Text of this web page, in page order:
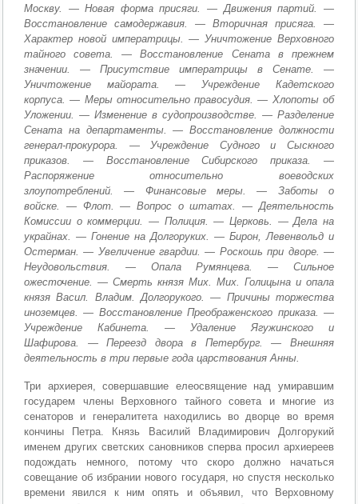
Москву. — Новая форма присяги. — Движения партий. —
Восстановление самодержавия. — Вторичная присяга. —
Характер новой императрицы. — Уничтожение Верховного
тайного совета. — Восстановление Сената в прежнем
значении. — Присутствие императрицы в Сенате. —
Уничтожение майората. — Учреждение Кадетского
корпуса. — Меры относительно правосудия. — Хлопоты об
Уложении. — Изменение в судопроизводстве. — Разделение
Сената на департаменты. — Восстановление должности
генерал-прокурора. — Учреждение Судного и Сыскного
приказов. — Восстановление Сибирского приказа. —
Распоряжение относительно воеводских
злоупотреблений. — Финансовые меры. — Заботы о
войске. — Флот. — Вопрос о штатах. — Деятельность
Комиссии о коммерции. — Полиция. — Церковь. — Дела на
украйнах. — Гонение на Долгоруких. — Бирон, Левенвольд и
Остерман. — Увеличение гвардии. — Роскошь при дворе. —
Неудовольствия. — Опала Румянцева. — Сильное
ожесточение. — Смерть князя Мих. Мих. Голицына и опала
князя Васил. Владим. Долгорукого. — Причины торжества
иноземцев. — Восстановление Преображенского приказа. —
Учреждение Кабинета. — Удаление Ягужинского и
Шафирова. — Переезд двора в Петербург. — Внешняя
деятельность в три первые года царствования Анны.
Три архиерея, совершавшие елеосвящение над умиравшим
государем члены Верховного тайного совета и многие из
сенаторов и генералитета находились во дворце во время
кончины Петра. Князь Василий Владимирович Долгорукий
именем других светских сановников сперва просил архиереев
подождать немного, потому что скоро должно начаться
совещание об избрании нового государя, но спустя несколько
времени явился к ним опять и объявил, что Верховному